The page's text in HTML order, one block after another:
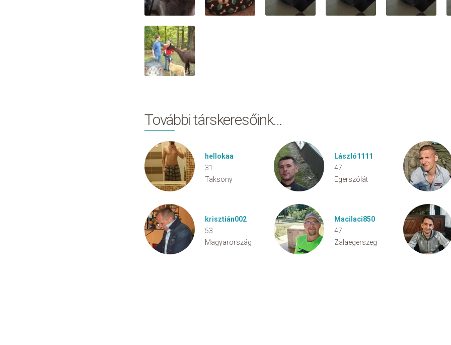
További társkeresőink…
hellokaa
31
Taksony
László1111
47
Egerszólát
krisztián002
53
Magyarország
Macilaci850
47
Zalaegerszeg